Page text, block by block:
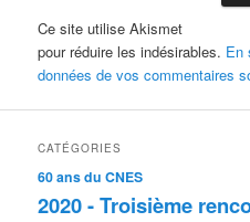
Ce site utilise Akismet
pour réduire les indésirables. En
données de vos commentaires
CATÉGORIES
60 ans du CNES
2020 - Troisième